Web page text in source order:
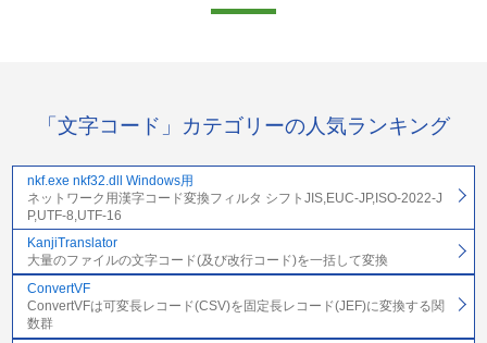
「文字コード」カテゴリーの人気ランキング
nkf.exe nkf32.dll Windows用
ネットワーク用漢字コード変換フィルタ シフトJIS,EUC-JP,ISO-2022-J
P,UTF-8,UTF-16
KanjiTranslator
大量のファイルの文字コード(及び改行コード)を一括して変換
ConvertVF
ConvertVFは可変長レコード(CSV)を固定長レコード(JEF)に変換する関
数群